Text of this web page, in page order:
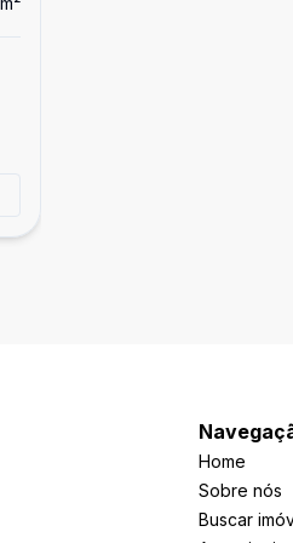
Home
Sobre nós
Buscar